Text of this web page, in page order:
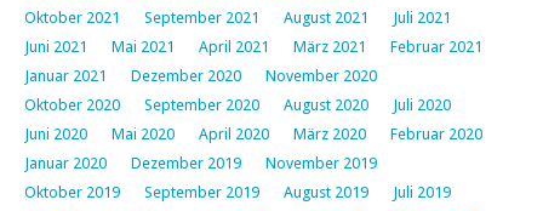
Oktober 2021
September 2021 August 2021
Juli 2021
Juni 2021
Mai 2021 April 2021 März 2021
Februar 2021
Januar 2021
Dezember 2020
November 2020
Oktober 2020
September 2020 August 2020
Juli 2020
Juni 2020
Mai 2020 April 2020 März 2020
Februar 2020
Januar 2020
Dezember 2019
November 2019
Oktober 2019
September 2019 August 2019
Juli 2019